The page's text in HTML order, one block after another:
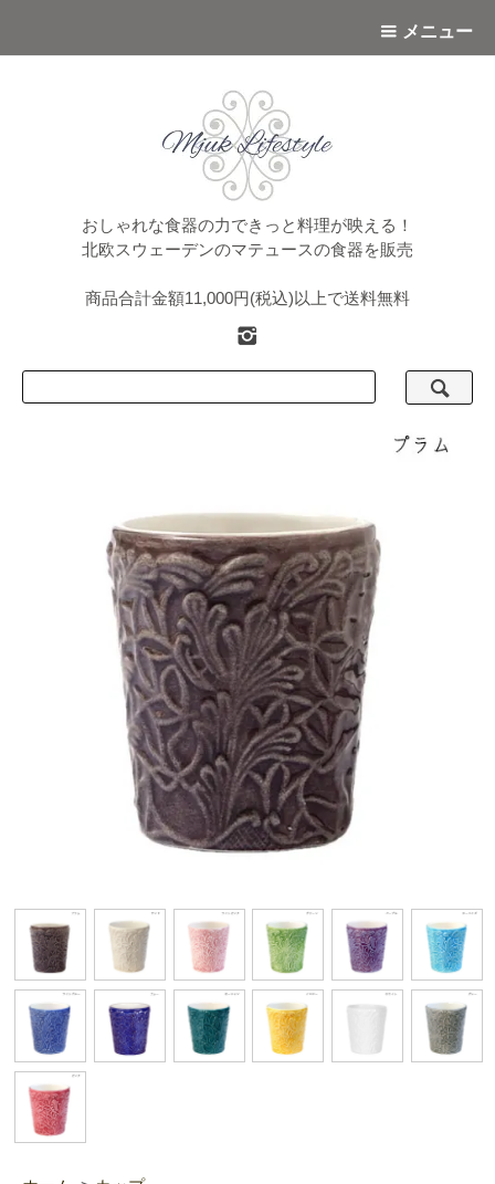
メニュー
おしゃれな食器の力できっと料理が映える！
北欧スウェーデンのマテュースの食器を販売
商品合計金額11,000円(税込)以上で送料無料